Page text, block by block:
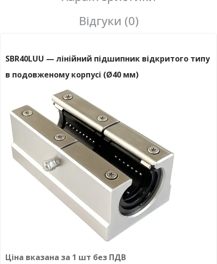
Відгуки (0)
SBR40LUU — лінійний підшипник відкритого типу
в подовженому корпусі (Ø40 мм)
Ціна вказана за 1 шт без ПДВ